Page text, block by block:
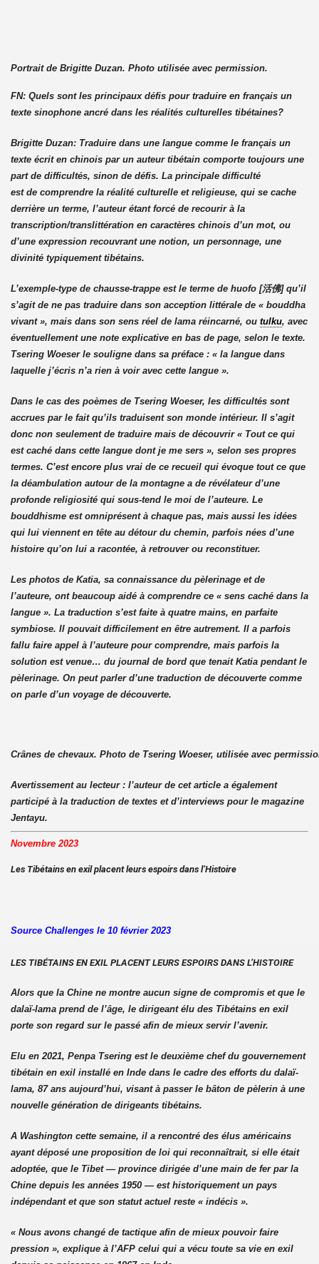
Portrait de Brigitte Duzan. Photo utilisée avec permission.
FN: Quels sont les principaux défis pour traduire en français un
texte sinophone ancré dans les réalités culturelles tibétaines?
Brigitte Duzan: Traduire dans une langue comme le français un
texte écrit en chinois par un auteur tibétain comporte toujours une
part de difficultés, sinon de défis. La principale difficulté
est de comprendre la réalité culturelle et religieuse, qui se cache
derrière un terme, l’auteur étant forcé de recourir à la
transcription/translittération en caractères chinois d’un mot, ou
d’une expression recouvrant une notion, un personnage, une
divinité typiquement tibétains.
L’exemple-type de chausse-trappe est le terme de huofo [活佛] qu’il
s’agit de ne pas traduire dans son acception littérale de « bouddha
vivant », mais dans son sens réel de lama réincarné, ou tulku, avec
éventuellement une note explicative en bas de page, selon le texte.
Tsering Woeser le souligne dans sa préface : « la langue dans
laquelle j’écris n’a rien à voir avec cette langue ».
Dans le cas des poèmes de Tsering Woeser, les difficultés sont
accrues par le fait qu’ils traduisent son monde intérieur. Il s’agit
donc non seulement de traduire mais de découvrir « Tout ce qui
est caché dans cette langue dont je me sers », selon ses propres
termes. C’est encore plus vrai de ce recueil qui évoque tout ce que
la déambulation autour de la montagne a de révélateur d’une
profonde religiosité qui sous-tend le moi de l’auteure. Le
bouddhisme est omniprésent à chaque pas, mais aussi les idées
qui lui viennent en tête au détour du chemin, parfois nées d’une
histoire qu’on lui a racontée, à retrouver ou reconstituer.
Les photos de Katia, sa connaissance du pèlerinage et de
l’auteure, ont beaucoup aidé à comprendre ce « sens caché dans la
langue ». La traduction s’est faite à quatre mains, en parfaite
symbiose. Il pouvait difficilement en être autrement. Il a parfois
fallu faire appel à l’auteure pour comprendre, mais parfois la
solution est venue… du journal de bord que tenait Katia pendant le
pèlerinage. On peut parler d’une traduction de découverte comme
on parle d’un voyage de découverte.
Crânes de chevaux. Photo de Tsering Woeser, utilisée avec
Avertissement au lecteur : l’auteur de cet article a également
participé à la traduction de textes et d’interviews pour le magazine
Jentayu.
Novembre 2023
Les Tibétains en exil placent leurs espoirs dans l’Histoire
Source Challenges le 10 février 2023
LES TIBÉTAINS EN EXIL PLACENT LEURS ESPOIRS DANS L’HISTOIRE
Alors que la Chine ne montre aucun signe de compromis et que le
dalaï-lama prend de l’âge, le dirigeant élu des Tibétains en exil
porte son regard sur le passé afin de mieux servir l’avenir.
Elu en 2021, Penpa Tsering est le deuxième chef du gouvernement
tibétain en exil installé en Inde dans le cadre des efforts du dalaï-
lama, 87 ans aujourd’hui, visant à passer le bâton de pèlerin à une
nouvelle génération de dirigeants tibétains.
A Washington cette semaine, il a rencontré des élus américains
ayant déposé une proposition de loi qui reconnaîtrait, si elle était
adoptée, que le Tibet — province dirigée d’une main de fer par la
Chine depuis les années 1950 — est historiquement un pays
indépendant et que son statut actuel reste « indécis ».
« Nous avons changé de tactique afin de mieux pouvoir faire
pression », explique à l’AFP celui qui a vécu toute sa vie en exil